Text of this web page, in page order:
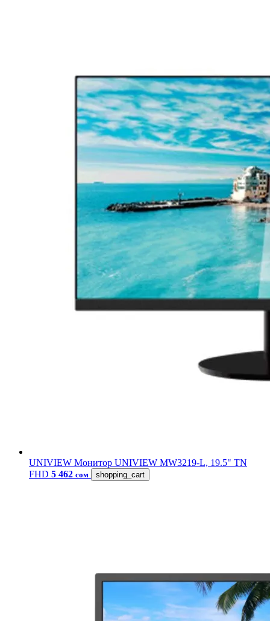
UNIVIEW Монитор UNIVIEW MW3219-L, 19.5" TN
FHD 5 462 сом shopping_cart